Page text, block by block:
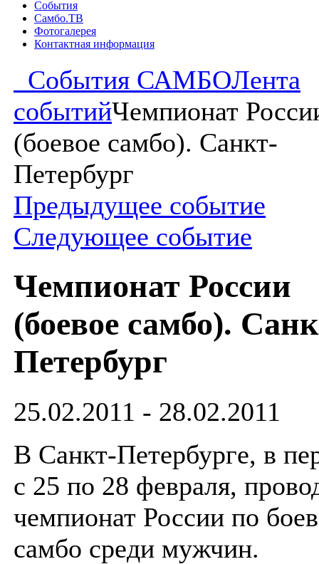
События
Самбо.ТВ
Фотогалерея
Контактная информация
События САМБОЛента
событийЧемпионат
(боевое самбо). Санкт-
Петербург
Предыдущее событие
Следующее событие
Чемпионат России
(боевое самбо).
Петербург
25.02.2011 - 28.02.2011
В Санкт-Петербурге, в
с 25 по 28 февраля,
чемпионат России по
самбо среди мужчин.